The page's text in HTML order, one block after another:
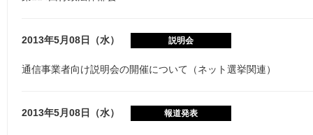
2013年5月08日（水） 説明会
通信事業者向け説明会の開催について（ネット選挙関連）
2013年5月08日（水） 報道発表